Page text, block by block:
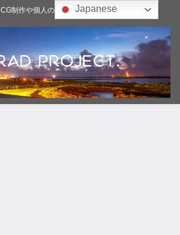
CG制作や個人の雑記ブログJapanese